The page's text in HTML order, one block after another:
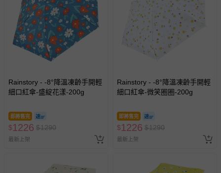
部分商品依據消費者保護法的規定，不適用七天鑑賞期/猶
豫期範圍：
易於腐敗、保存期限較短或解約時即將逾期（例如生鮮
商品、食品等）。
客製化商品（例如客製生日書、姓名貼等）。
新費用）。
經消費者拆封之影音商品或電腦軟體（例如 DVD、CD
非以有形媒介提供之數位內容或一經提供即為完成之線
上服務，經消費者事先同意始提供（例如線上課程、遊
戲或活動點數等）。
-個人衛生用品（例如尿布、貼身衣物、泳裝、襪子、地
Rainstory - -8°降溫凍齡手開輕
細口紅傘-盛綻花漾-200g
即將售完
$1226 $1290
最新上架
Rainstory - -8°降溫凍齡手開輕
細口紅傘-微笑圈圈-200g
即將售完
$1226 $1290
最新上架